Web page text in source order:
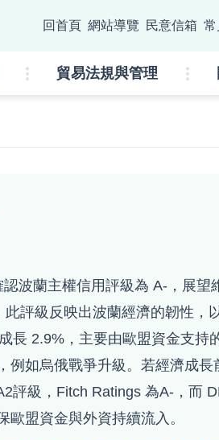
:::
回首頁 網站導覽 民意信箱 常
貿易法規與管理
波蘭主權信用評級為 A-，展
評級反映出波蘭經濟的韌性
長 2.9%，主要由歐盟資金支
如烏俄戰爭升級。若經濟成
評級，Fitch Ratings 為A-，而
盟資金與外資持續流入。